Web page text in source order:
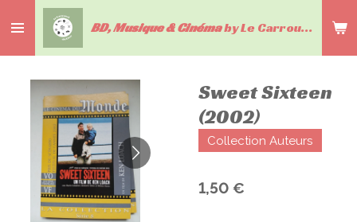
au
contenu
BD, Musique & Cinémaby Le Carrousel du livre
Sweet Sixteen
(2002)
Collection Auteurs
1,50 €